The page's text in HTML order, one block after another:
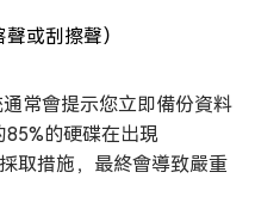
或刮擦聲）
通常會提示您立即備份資料
的硬碟在出現
取措施，最終會導致嚴重